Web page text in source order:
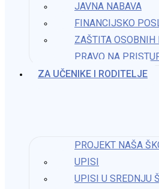
JAVNA NABAVA
FINANCIJSKO
ZAŠTITA OSOBNIH
PRAVO NA
ZA UČENIKE I RODITELJE
PROJEKT NAŠA
UPISI
UPISI U SREDNJU
Poziva za organizaciju
nastave
13. veljače 2026.